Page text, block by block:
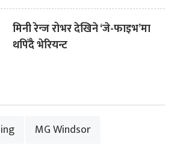
मिनी रेन्ज रोभर देखिने ‘जे-फाइभ’मा
थपिँदै भेरियन्ट
MG Windsor